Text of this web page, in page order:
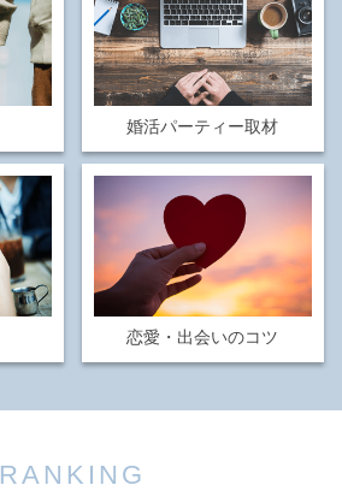
婚活パーティー取材
恋愛・出会いのコツ
RANKING